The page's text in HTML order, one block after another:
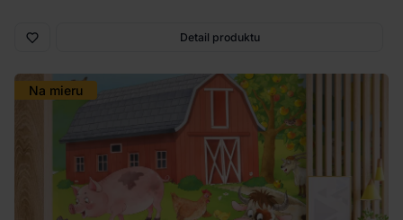
Detail produktu
Na mieru